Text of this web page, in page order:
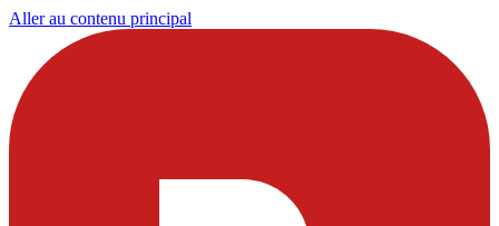
Aller au contenu principal